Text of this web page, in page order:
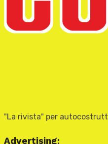
"La rivista" per
Advertising: